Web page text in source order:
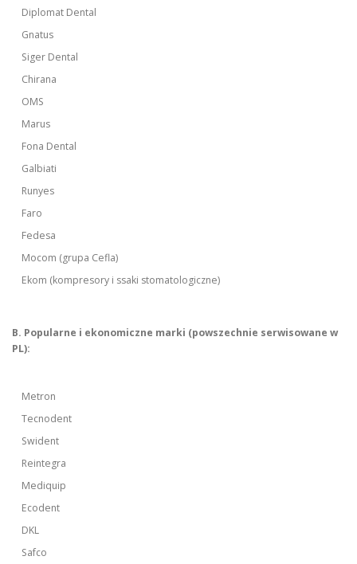
Diplomat Dental
Gnatus
Siger Dental
Chirana
OMS
Marus
Fona Dental
Galbiati
Runyes
Faro
Fedesa
Mocom (grupa Cefla)
Ekom (kompresory i ssaki stomatologiczne)
B. Popularne i ekonomiczne marki (powszechnie serwisowane w
PL):
Metron
Tecnodent
Swident
Reintegra
Mediquip
Ecodent
DKL
Safco